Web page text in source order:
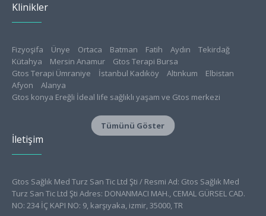
Klinikler
Tümünü Göster
Fizyoşifa Ünye Ortaca Batman Fatih Aydın
Tekirdağ
Kütahya
Mersin Anamur
Gtos Terapi Bursa
Gtos Terapi Ümraniye
İstanbul Kadıköy Altınkum
Elbistan
Afyon
Alanya
Gtos konya Ereğli İdeal life sağlıklı yaşam ve Gtos merkezi
Gtos Edirne Sağlıklı Yaşam Merkezi
Aksaray
Gücüyener Fizyo Klinik
Bursa Nilüfer Physioclinic
Turgutlu
Ordu
İzmir
Fizyodiyet Sağlıklı Yaşam Merkezi
Fizyonilüfer
Alanya Vega-Fiz
Extremfiz Sağlıklı Yaşam Merkezi
Ortaköy
Alanya Physiolab
Muratpaşa Ossafiz
Medibalance İzmit
İletişim
Gtos Sağlık Med Turz San Tic Ltd Şti / Resmi Ad: Gtos Sağlık Med
Turz San Tic Ltd Şti Adres: DONANMACI MAH., CEMAL GÜRSEL CAD.
NO: 234 İÇ KAPI NO: 9, karşıyaka, izmir, 35000, TR